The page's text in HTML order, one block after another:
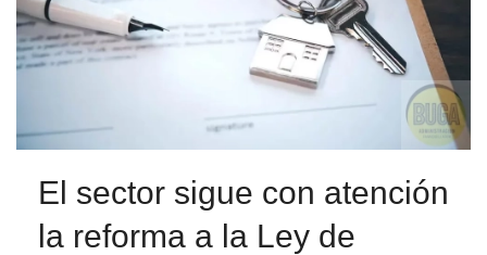
El sector sigue con atención
la reforma a la Ley de